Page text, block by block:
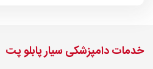
خدمات دامپزشکی سیار پابلو پت